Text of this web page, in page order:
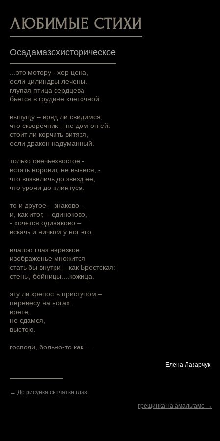
ЛЮБИМЫЕ СТИХИ
Осадамазохисторическое
...это мотору - хер цена,
если цилиндры лечены.
глупая птица сердцева
бьется в грудине клеточной.
выпущу – вряд ли свидимся,
что скворечник – не дом он ей.
стоит ли корчить витязя,
если дракон надуманный.
только овечьехвостое -
встать норовит, не вынеся, -
что возвеличь до звезд ее,
что урони до плинтуса.
то и другое – знаково -
и, как итог, – одиноково,
- хочется одинаково –
вскачь и ничком у ног его.
влагою глаз нерезкое
изображенье множится
стать бы внутри – как Брестская:
стены, бойницы....кожица.
эту ли крепость приступом –
перенесу на ногах.
врете,
не сдамся,
выстою.
господи, больно-то как....
Елена Лазарчук
← До рисунка сетчатки глаз
трещинка на амальгаме →